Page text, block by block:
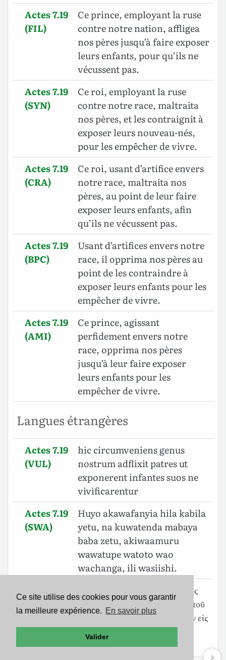
Ce site utilise des cookies pour vous garantir
la meilleure expérience. En savoir plus
Valider
Actes 7.19
(FIL)
Ce prince, employant la ruse
contre notre nation, affligea
nos pères jusqu’à faire exposer
leurs enfants, pour qu’ils ne
vécussent pas.
Actes 7.19
(SYN)
Ce roi, employant la ruse
contre notre race, maltraita
nos pères, et les contraignit à
exposer leurs nouveau-nés,
pour les empêcher de vivre.
Actes 7.19
(CRA)
Ce roi, usant d’artifice envers
notre race, maltraita nos
pères, au point de leur faire
exposer leurs enfants, afin
qu’ils ne vécussent pas.
Actes 7.19
(BPC)
Usant d’artifices envers notre
race, il opprima nos pères au
point de les contraindre à
exposer leurs enfants pour les
empêcher de vivre.
Actes 7.19
(AMI)
Ce prince, agissant
perfidement envers notre
race, opprima nos pères
jusqu’à leur faire exposer
leurs enfants pour les
empêcher de vivre.
Langues étrangères
Actes 7.19
(VUL)
hic circumveniens genus
nostrum adflixit patres ut
exponerent infantes suos ne
vivificarentur
Actes 7.19
(SWA)
Huyo akawafanyia hila kabila
yetu, na kuwatenda mabaya
baba zetu, akiwaamuru
wawatupe watoto wao
wachanga, ili wasiishi.
(SBLGNT)
οὗτος κατασοφισάμενος τὸ γένος
ἡμῶν ἐκάκωσεν τοὺς ⸀πατέρας τοῦ
ποιεῖν ⸂τὰ βρέφη ἔκθετα⸃ αὐτῶν εἰς
τὸ μὴ ζῳογονεῖσθαι.